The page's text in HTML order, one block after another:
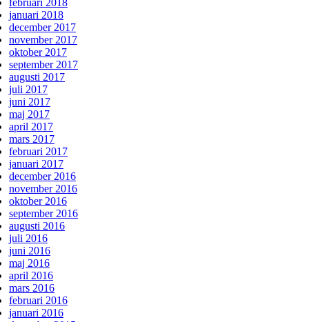
februari 2018
januari 2018
december 2017
november 2017
oktober 2017
september 2017
augusti 2017
juli 2017
juni 2017
maj 2017
april 2017
mars 2017
februari 2017
januari 2017
december 2016
november 2016
oktober 2016
september 2016
augusti 2016
juli 2016
juni 2016
maj 2016
april 2016
mars 2016
februari 2016
januari 2016